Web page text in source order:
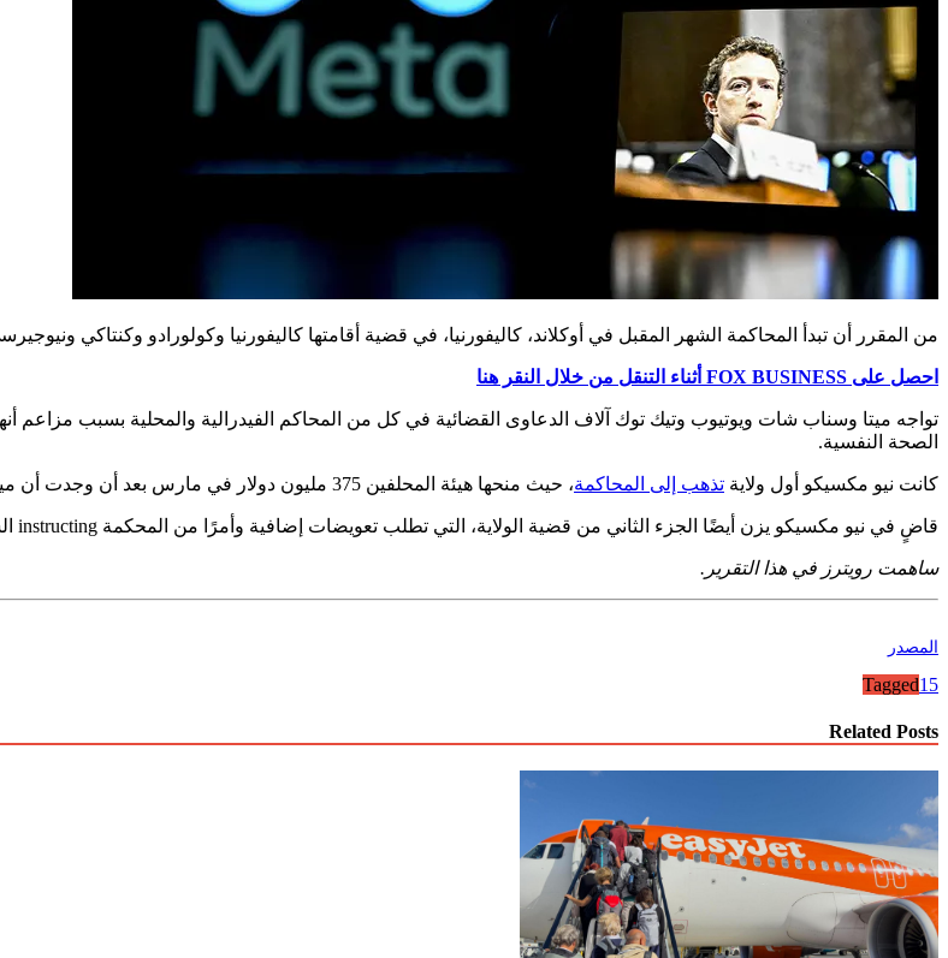
من المقرر أن تبدأ المحاكمة الشهر المقبل في أوكلاند، كاليفورنيا، في قضية أقامتها كاليفورنيا وكولورادو وكنتاكي
احصل على FOX BUSINESS أثناء التنقل من خلال النقر هنا
تواجه ميتا وسناب شات ويوتيوب وتيك توك آلاف الدعاوى القضائية في كل من المحاكم الفيدرالية والمحلية بسبب
الصحة النفسية.
كانت نيو مكسيكو أول ولاية تذهب إلى المحاكمة، حيث منحها هيئة المحلفين 375 مليون دولار في مارس بعد أن وجدت أن ميتا قد ضللت المستهلكين في الولاية.
قاضٍ في نيو مكسيكو يزن أيضًا الجزء الثاني من قضية الولاية، التي تطلب تعويضات إضافية وأمرًا من المحكمة instructing الشركة لجعل تغييرات على فيسبوك وإنستغرام وواتس آب.
ساهمت رويترز في هذا التقرير.
المصدر
Tagged1 5
Related Posts